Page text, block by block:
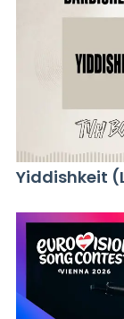
Yiddishkeit